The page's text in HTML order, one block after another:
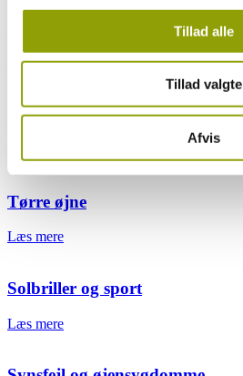
Tillad alle
Tillad valgte
Afvis
Læs mere
Guide til godt syn
Tørre øjne
Læs mere
Solbriller og sport
Læs mere